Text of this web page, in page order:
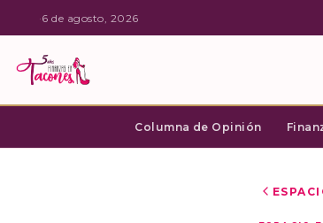
·6 de agosto, 2026
Columna de Opinión